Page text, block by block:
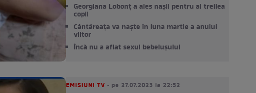
Georgiana Lobonț a ales nașii pentru al treilea
copil
Cântăreața va naște în luna martie a anului
viitor
Încă nu a aflat sexul bebelușului
EMISIUNI TV • pe 27.07.2023 la 22:52